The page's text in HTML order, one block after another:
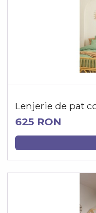
Lenjerie de pat
625 RON